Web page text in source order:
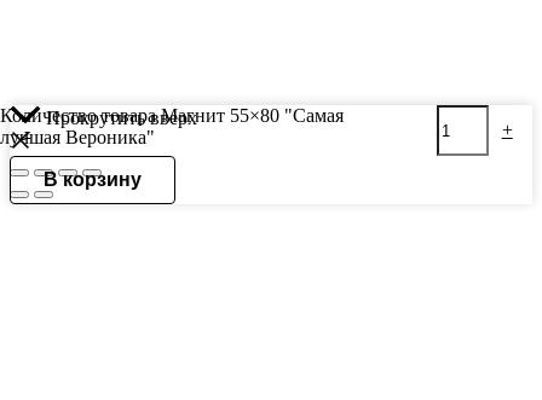
-
Количество товара Магнит 55×80 "Самая
лучшая Вероника"
+
В корзину
Прокрутить вверх